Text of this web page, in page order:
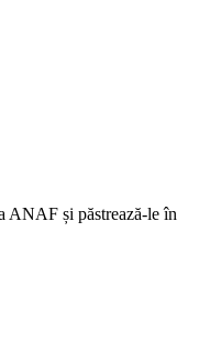
ANAF și păstrează-le în